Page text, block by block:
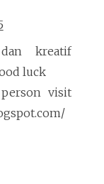
kreatif
luck
visit